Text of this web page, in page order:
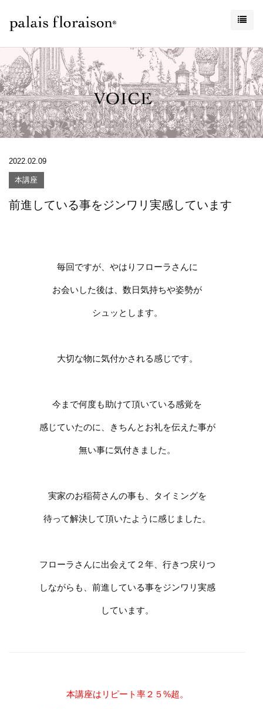
2022.02.09
本講座
前進している事をジンワリ実感しています
毎回ですが、やはりフローラさんに
お会いした後は、数日気持ちや姿勢が
シュッとします。
大切な物に気付かされる感じです。
今まで何度も助けて頂いている感覚を
感じていたのに、きちんとお礼を伝えた事が
無い事に気付きました。
実家のお稲荷さんの事も、タイミングを
待って解決して頂いたように感じました。
フローラさんに出会えて２年、行きつ戻りつ
しながらも、前進している事をジンワリ実感
しています。
本講座はリピート率２５%超。